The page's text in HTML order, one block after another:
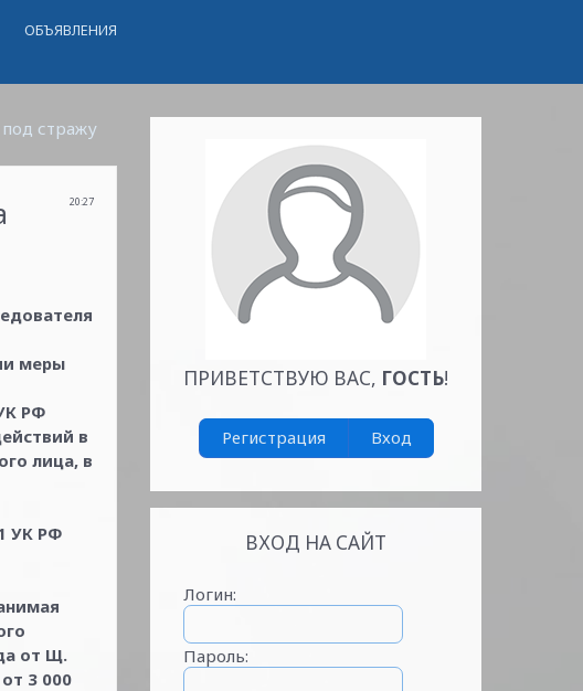
ОБЪЯВЛЕНИЯ
под стражу
20:27
меры
РФ
в
лица, в
УК РФ
от Щ.
3 000
ПРИВЕТСТВУЮ ВАС, ГОСТЬ!
Регистрация Вход
ВХОД НА САЙТ
Логин:
Пароль: